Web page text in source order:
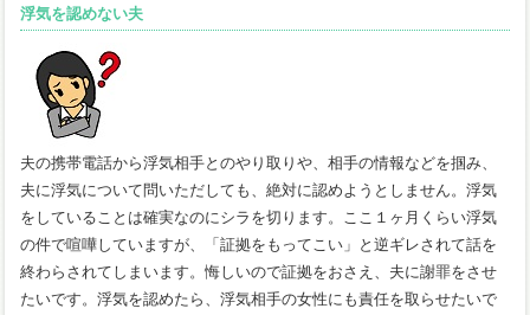
浮気を認めない夫
夫の携帯電話から浮気相手とのやり取りや、相手の情報などを掴み、
夫に浮気について問いただしても、絶対に認めようとしません。浮気
をしていることは確実なのにシラを切ります。ここ１ヶ月くらい浮気
の件で喧嘩していますが、「証拠をもってこい」と逆ギレされて話を
終わらされてしまいます。悔しいので証拠をおさえ、夫に謝罪をさせ
たいです。浮気を認めたら、浮気相手の女性にも責任を取らせたいで